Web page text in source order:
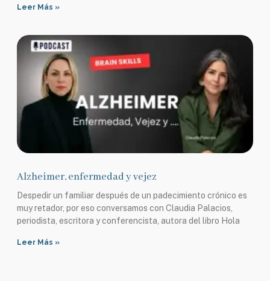
Leer Más »
Alzheimer, enfermedad y vejez
Despedir un familiar después de un padecimiento crónico es
muy retador, por eso conversamos con Claudia Palacios,
periodista, escritora y conferencista, autora del libro Hola
Leer Más »